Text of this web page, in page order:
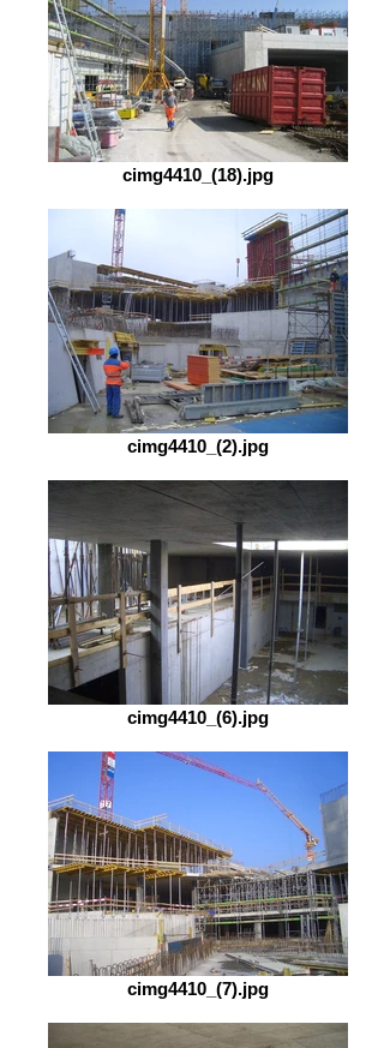
cimg4410_(18).jpg
cimg4410_(2).jpg
cimg4410_(6).jpg
cimg4410_(7).jpg